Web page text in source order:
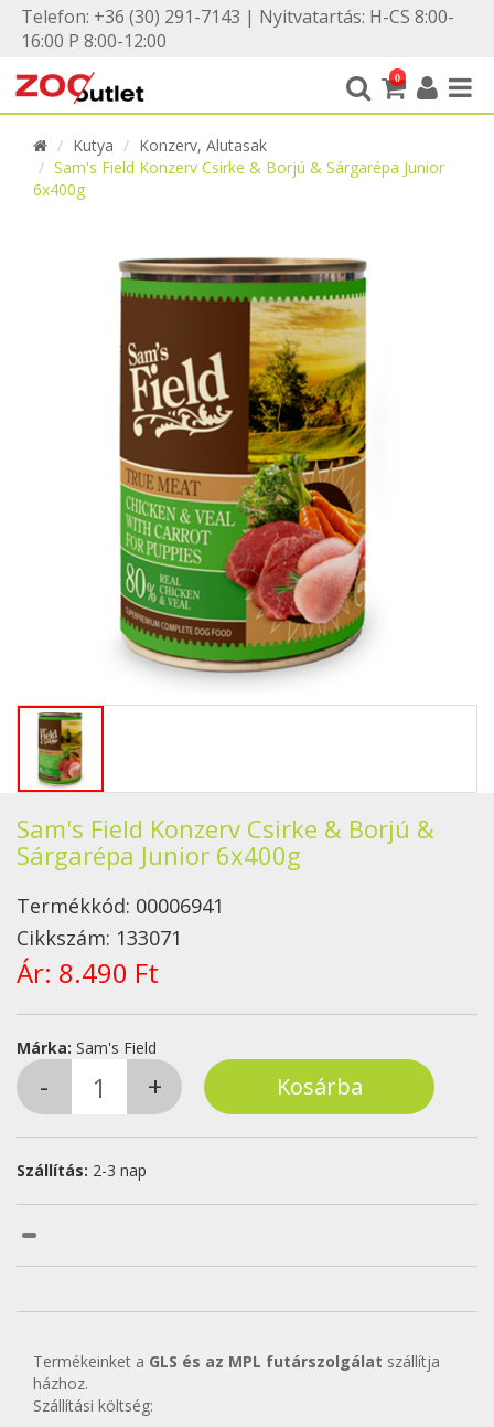
Telefon: +36 (30) 291-7143 | Nyitvatartás: H-CS 8:00-
16:00 P 8:00-12:00
0
Kutya
Konzerv, Alutasak
Sam's Field Konzerv Csirke & Borjú & Sárgarépa Junior
6x400g
Sam's Field Konzerv Csirke & Borjú &
Sárgarépa Junior 6x400g
Termékkód: 00006941
Cikkszám: 133071
Ár: 8.490 Ft
Márka: Sam's Field
Szállítás: 2-3 nap
Termékeinket a GLS és az MPL futárszolgálat szállítja
házhoz.
Szállítási költség: